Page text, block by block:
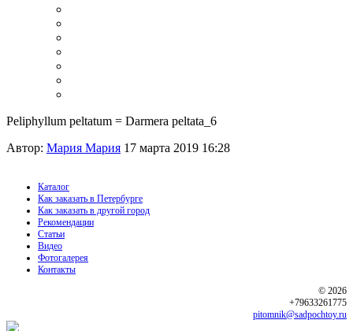
Peliphyllum peltatum = Darmera peltata_6
Автор: Мария Мария 17 марта 2019 16:28
Каталог
Как заказать в Петербурге
Как заказать в другой город
Рекомендации
Статьи
Видео
Фотогалерея
Контакты
© 2026
+79633261775
pitomnik@sadpochtoy.ru